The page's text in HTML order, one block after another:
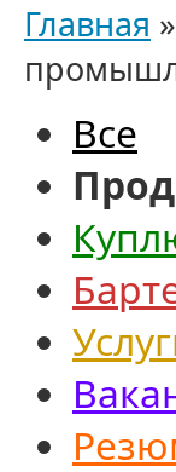
Главная »
Все